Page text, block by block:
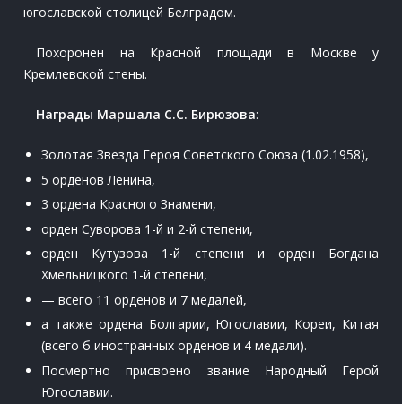
югославской столицей Белградом.
Похоронен на Красной площади в Москве у
Кремлевской стены.
Награды Маршала С.С. Бирюзова:
Золотая Звезда Героя Советского Союза (1.02.1958),
5 орденов Ленина,
3 ордена Красного Знамени,
орден Суворова 1-й и 2-й степени,
орден Кутузова 1-й степени и орден Богдана
Хмельницкого 1-й степени,
— всего 11 орденов и 7 медалей,
а также ордена Болгарии, Югославии, Кореи, Китая
(всего б иностранных орденов и 4 медали).
Посмертно присвоено звание Народный Герой
Югославии.